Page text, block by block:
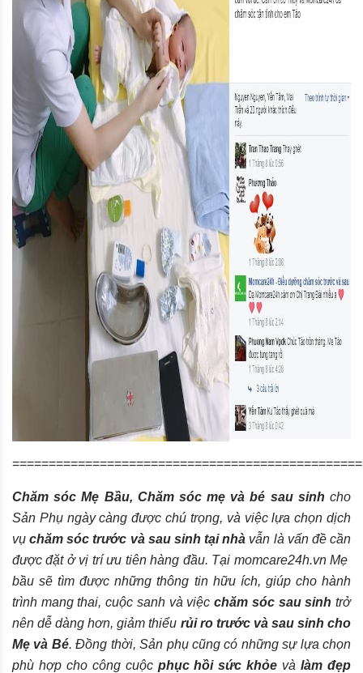
Chăm sóc Mẹ Bầu, Chăm sóc mẹ và bé sau sinh cho
Sản Phụ ngày càng được chú trọng, và việc lựa chọn dịch
vụchăm sóc trước và sau sinh tại nhà vẫn là vấn đề cần
được đặt ở vị trí ưu tiên hàng đầu. Tại momcare24h.vnMẹ
bầu sẽ tìm được những thông tin hữu ích, giúp cho hành
trình mang thai, cuộc sanh và việcchăm sóc sau sinh trở
nên dễ dàng hơn, giảm thiểu rủi ro trước và sau sinh cho
Mẹ và Bé. Đồng thời, Sản phụ cũng có những sự lựa chọn
phù hợp cho công cuộc phục hồi sức khỏe vàlàm đẹp